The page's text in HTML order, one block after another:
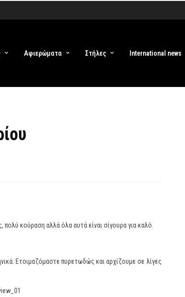
Αφιερώματα Στήλες International news
κούραση αλλά όλα αυτά είναι σίγουρα για καλό.
Ετοιμαζόμαστε πυρετωδώς και αρχίζουμε σε λίγες